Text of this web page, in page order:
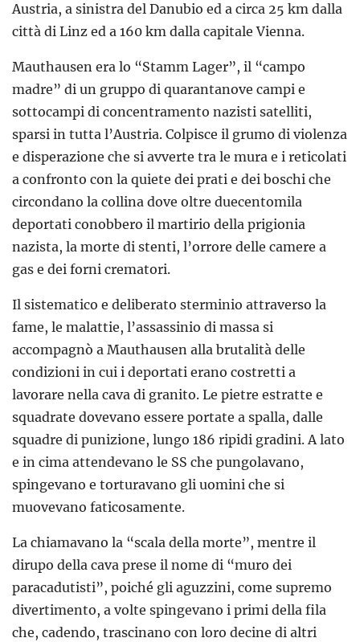
Austria, a sinistra del Danubio ed a circa 25 km dalla
città di Linz ed a 160 km dalla capitale Vienna.
Mauthausen era lo “Stamm Lager”, il “campo
madre” di un gruppo di quarantanove campi e
sottocampi di concentramento nazisti satelliti,
sparsi in tutta l’Austria. Colpisce il grumo di violenza
e disperazione che si avverte tra le mura e i reticolati
a confronto con la quiete dei prati e dei boschi che
circondano la collina dove oltre duecentomila
deportati conobbero il martirio della prigionia
nazista, la morte di stenti, l’orrore delle camere a
gas e dei forni crematori.
Il sistematico e deliberato sterminio attraverso la
fame, le malattie, l’assassinio di massa si
accompagnò a Mauthausen alla brutalità delle
condizioni in cui i deportati erano costretti a
lavorare nella cava di granito. Le pietre estratte e
squadrate dovevano essere portate a spalla, dalle
squadre di punizione, lungo 186 ripidi gradini. A lato
e in cima attendevano le SS che pungolavano,
spingevano e torturavano gli uomini che si
muovevano faticosamente.
La chiamavano la “scala della morte”, mentre il
dirupo della cava prese il nome di “muro dei
paracadutisti”, poiché gli aguzzini, come supremo
divertimento, a volte spingevano i primi della fila
che, cadendo, trascinano con loro decine di altri